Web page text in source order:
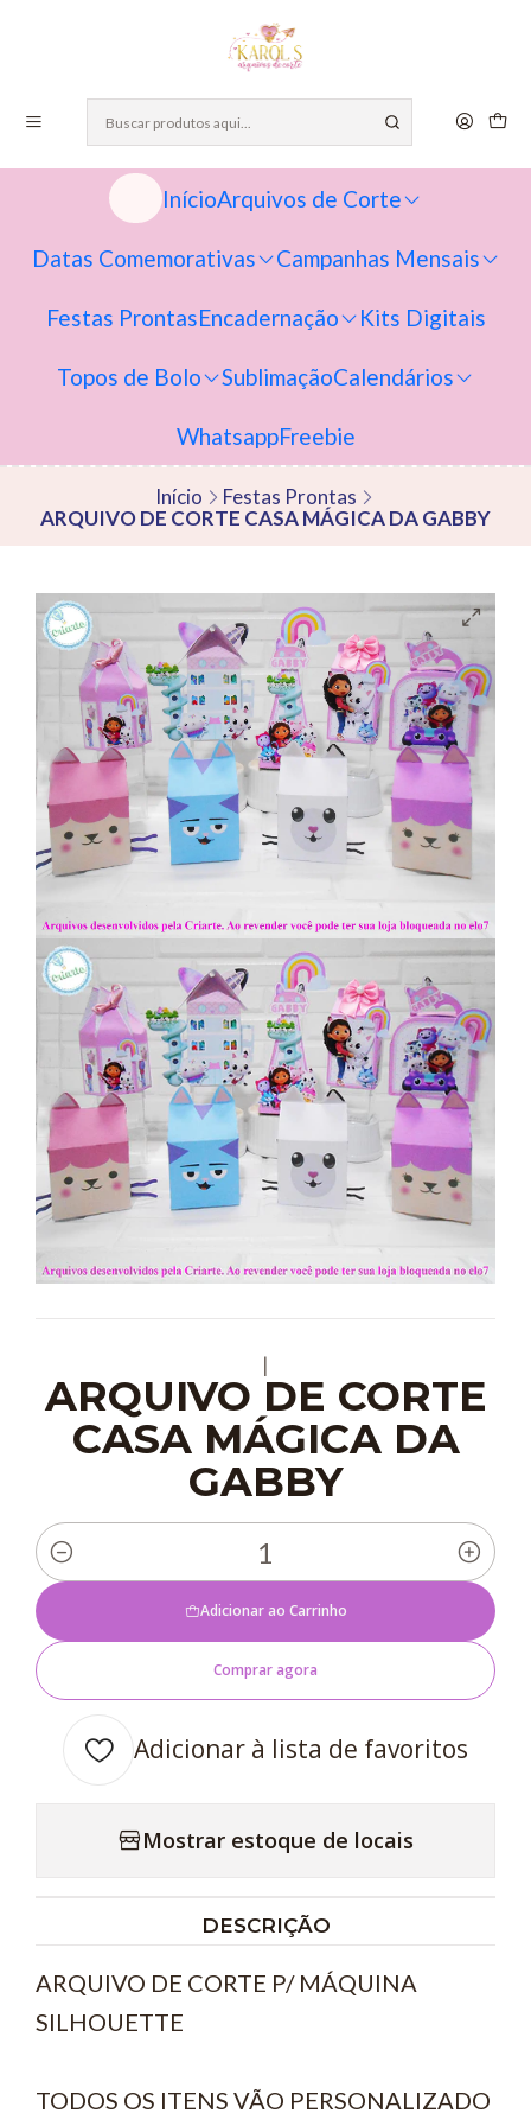
InícioArquivos de Corte
Datas Comemorativas Campanhas Mensais
Festas ProntasEncadernação Kits Digitais
Topos de Bolo SublimaçãoCalendários
WhatsappFreebie
Início
Festas Prontas
ARQUIVO DE CORTE CASA MÁGICA DA GABBY
|
ARQUIVO DE CORTE
CASA MÁGICA DA
GABBY
Quantidade
Adicionar ao Carrinho
Comprar agora
Adicionar à lista de favoritos
Mostrar estoque de locais
DESCRIÇÃO
ARQUIVO DE CORTE P/ MÁQUINA
SILHOUETTE
TODOS OS ITENS VÃO PERSONALIZADO